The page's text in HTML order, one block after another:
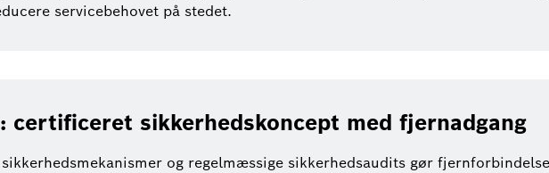
servicebehovet på stedet.
certificeret sikkerhedskoncept med fjernadgang
og regelmæssige sikkerhedsaudits gør